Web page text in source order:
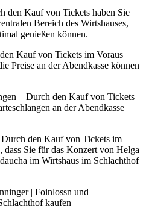
den Kauf von Tickets haben Sie
Bereich des Wirtshauses,
genießen können.
Kauf von Tickets im Voraus
Preise an der Abendkasse können
– Durch den Kauf von Tickets
an der Abendkasse
den Kauf von Tickets im
dass Sie für das Konzert von Helga
im Wirtshaus im Schlachthof
| Foinlossn und
kaufen